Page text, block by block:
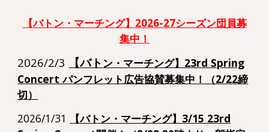
【バトン・マーチング】2026-27シーズン団員募
集中！
2026/2/3 【バト ン・マーチング】23rd Spring
Concert パンフレット広告協賛募集中！（2/22締
切）
2026/1/31
【バトン・マーチング】3/15 23rd